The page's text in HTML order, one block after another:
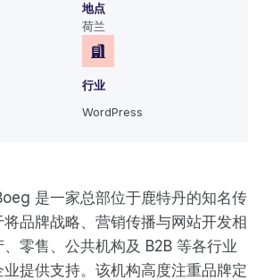
地点
荷兰
行业
WordPress
是一家总部位于鹿特丹的知名传
品牌战略、营销传播与网站开发相
零售、公共机构及 B2B 等各行业
提供支持。该机构高度注重品牌定